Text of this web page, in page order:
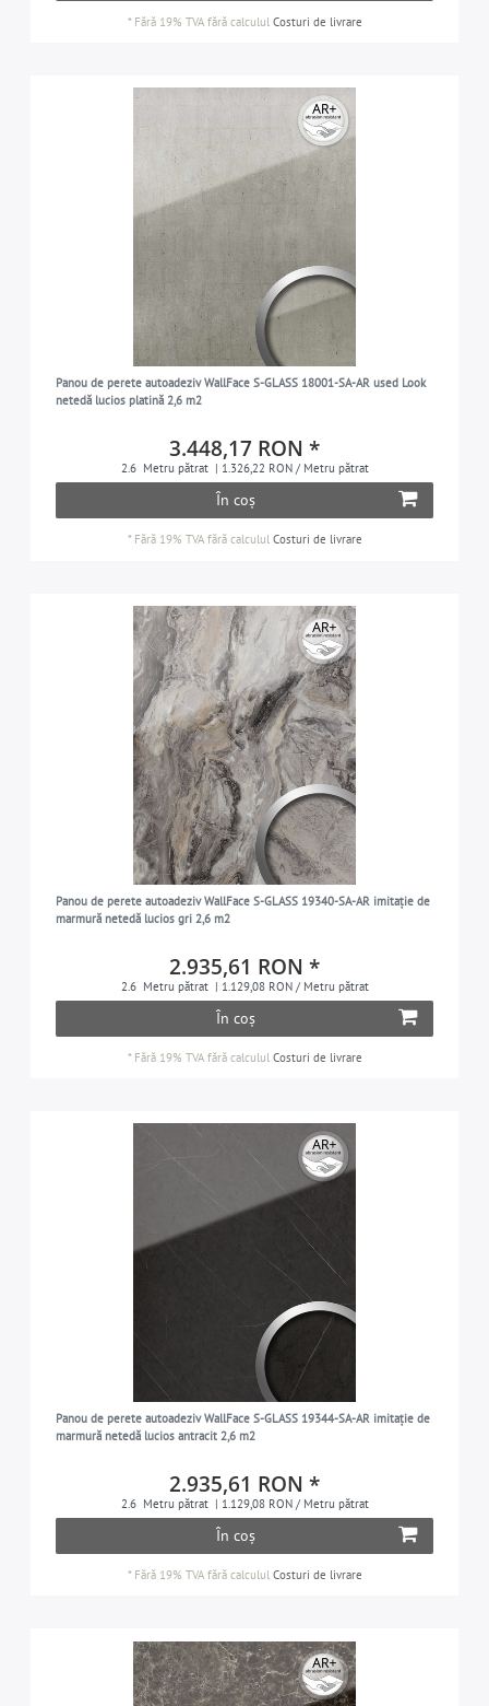
* Fără 19% TVAfără calculul Costuri de livrare
Panou de perete autoadeziv WallFace S-GLASS 18001-SA-AR used Look
netedă lucios platină 2,6 m2
3.448,17 RON *
2.6 Metru pătrat | 1.326,22 RON / Metru pătrat
În coș
* Fără 19% TVAfără calculul Costuri de livrare
Panou de perete autoadeziv WallFace S-GLASS 19340-SA-AR imitație de
marmură netedă lucios gri 2,6 m2
2.935,61 RON *
2.6 Metru pătrat | 1.129,08 RON / Metru pătrat
În coș
* Fără 19% TVAfără calculul Costuri de livrare
Panou de perete autoadeziv WallFace S-GLASS 19344-SA-AR imitație de
marmură netedă lucios antracit 2,6 m2
2.935,61 RON *
2.6 Metru pătrat | 1.129,08 RON / Metru pătrat
În coș
* Fără 19% TVAfără calculul Costuri de livrare